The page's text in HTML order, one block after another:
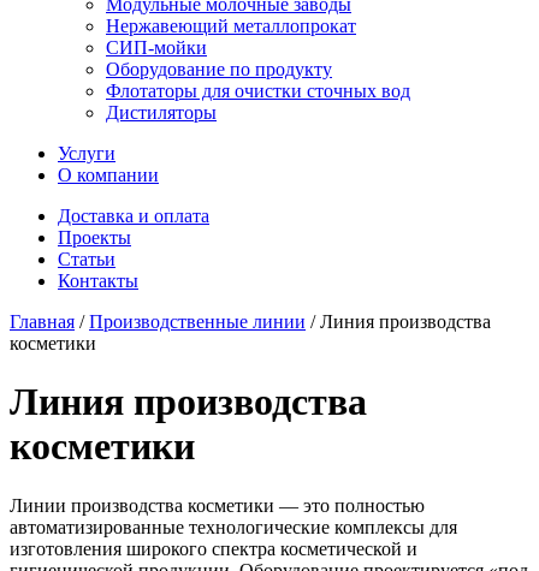
Модульные молочные заводы
Нержавеющий металлопрокат
СИП-мойки
Оборудование по продукту
Флотаторы для очистки сточных вод
Дистиляторы
Услуги
О компании
Доставка и оплата
Проекты
Статьи
Контакты
Главная /Производственные линии /Линия производства
косметики
Линия производства
косметики
Линии производства косметики — это полностью
автоматизированные технологические комплексы для
изготовления широкого спектра косметической и